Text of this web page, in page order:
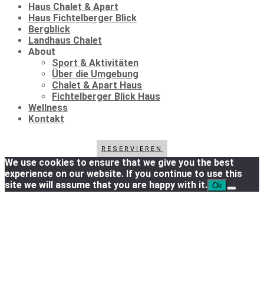
Haus Chalet & Apart
Haus Fichtelberger Blick
Bergblick
Landhaus Chalet
About
Sport & Aktivitäten
Über die Umgebung
Chalet & Apart Haus
Fichtelberger Blick Haus
Wellness
Kontakt
RESERVIEREN
We use cookies to ensure that we give you the best
experience on our website. If you continue to use this
site we will assume that you are happy with it. Ok